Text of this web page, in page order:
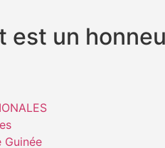
est un
Guinée